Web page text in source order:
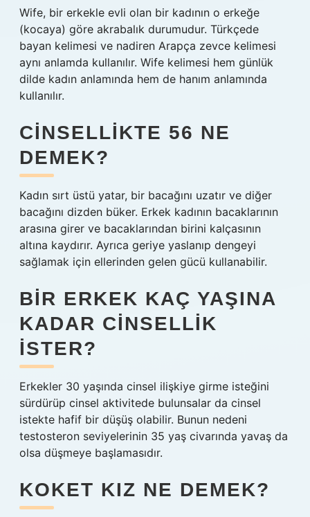
Wife, bir erkekle evli olan bir kadının o erkeğe
(kocaya) göre akrabalık durumudur. Türkçede
bayan kelimesi ve nadiren Arapça zevce kelimesi
aynı anlamda kullanılır. Wife kelimesi hem günlük
dilde kadın anlamında hem de hanım anlamında
kullanılır.
CINSELLIKTE 56 NE
DEMEK?
Kadın sırt üstü yatar, bir bacağını uzatır ve diğer
bacağını dizden büker. Erkek kadının bacaklarının
arasına girer ve bacaklarından birini kalçasının
altına kaydırır. Ayrıca geriye yaslanıp dengeyi
sağlamak için ellerinden gelen gücü kullanabilir.
BIR ERKEK KAÇ YAŞINA
KADAR CINSELLIK
ISTER?
Erkekler 30 yaşında cinsel ilişkiye girme isteğini
sürdürüp cinsel aktivitede bulunsalar da cinsel
istekte hafif bir düşüş olabilir. Bunun nedeni
testosteron seviyelerinin 35 yaş civarında yavaş da
olsa düşmeye başlamasıdır.
KOKET KIZ NE DEMEK?